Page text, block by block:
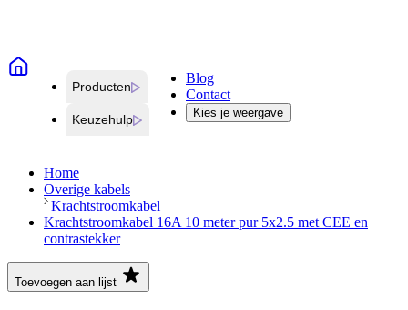
Producten
Keuzehulp
Blog
Contact
Kies je weergave
Home
Overige kabels
Krachtstroomkabel
Krachtstroomkabel 16A 10 meter pur 5x2.5 met CEE en
contrastekker
Toevoegen aan lijst